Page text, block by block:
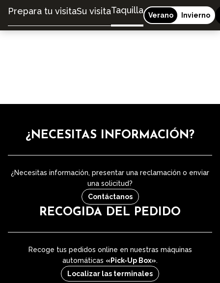
Prepara tu visitaSu visitaTaquilla Verano Invierno
¿NECESITAS INFORMACIÓN?
¿Necesitas información, presentar una reclamación o enviar
una solicitud?
Contáctanos
RECOGIDA DEL PEDIDO
Recoge tus pedidos online en nuestras máquinas
automáticas «Pick-Up Box».
Localizar las terminales